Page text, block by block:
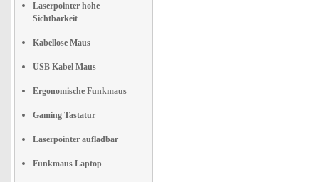
Laserpointer hohe
Sichtbarkeit
Kabellose Maus
USB Kabel Maus
Ergonomische Funkmaus
Gaming Tastatur
Laserpointer aufladbar
Funkmaus Laptop